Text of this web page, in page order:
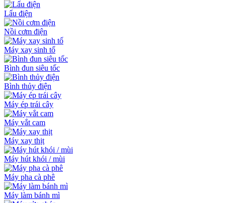
Lẩu điện
Nồi cơm điện
Máy xay sinh tố
Bình đun siêu tốc
Bình thủy điện
Máy ép trái cây
Máy vắt cam
Máy xay thịt
Máy hút khói / mùi
Máy pha cà phê
Máy làm bánh mì